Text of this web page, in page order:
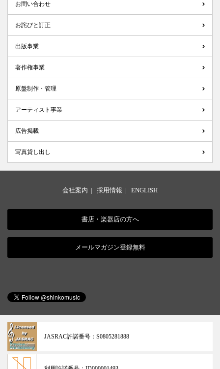
お問い合わせ
お詫びと訂正
出版事業
著作権事業
原盤制作・管理
アーティスト事業
広告掲載
写真貸し出し
会社案内 | 採用情報 | ENGLISH
書店・楽器店の方へ
メールマガジン登録無料
JASRAC許諾番号： S0805281888